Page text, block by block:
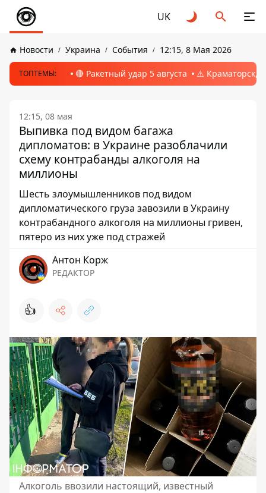
UK
Новости Украина События 12:15, 8 Мая 2026
ТОПТЕМЫ: 🔴 Ракетный удар 5 августа ⚠️ Краматорск,
12:15, 08 мая
Выпивка под видом багажа
дипломатов: в Украине разоблачили
схему контрабанды алкоголя на
миллионы
Шесть злоумышленников под видом
дипломатического груза завозили в Украину
контрабандного алкоголя на миллионы гривен,
пятеро из них уже под стражей
Антон Корж
РЕДАКТОР
👍
Алкоголь ввозили настоящий, известный